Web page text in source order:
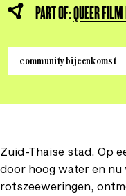
PART OF:QUEER
community bijeenkomst
Zuid-Thaise stad. Op
door hoog water en
rotszeeweringen,